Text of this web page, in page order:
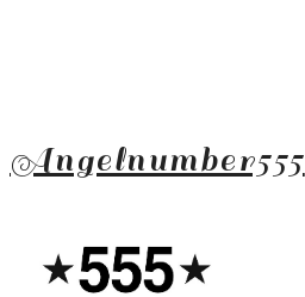
Angelnumber555